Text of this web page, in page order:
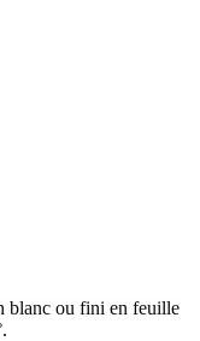
blanc ou fini en feuille